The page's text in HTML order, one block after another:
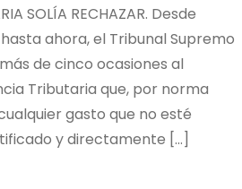
SOLÍA RECHAZAR. Desde
ahora, el Tribunal Supremo
de cinco ocasiones al
Tributaria que, por norma
gasto que no esté
y directamente […]